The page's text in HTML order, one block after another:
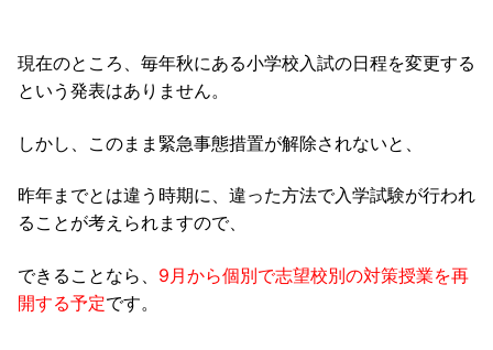
現在のところ、毎年秋にある小学校入試の日程を変更する
という発表はありません。
しかし、このまま緊急事態措置が解除されないと、
昨年までとは違う時期に、違った方法で入学試験が行われ
ることが考えられますので、
できることなら、 9月から個別で志望校別の対策授業を再
開する予定です。